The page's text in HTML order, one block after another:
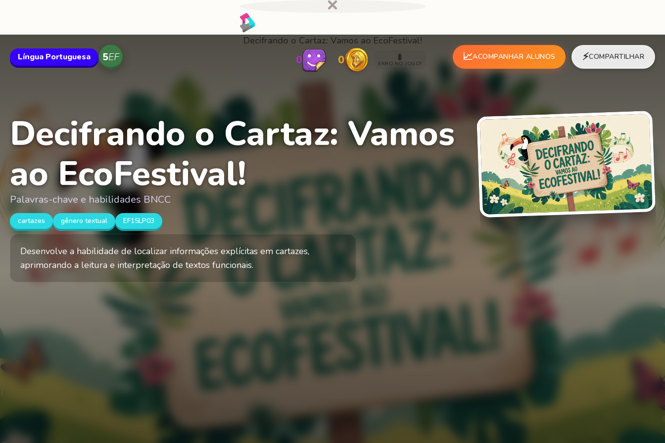
Decifrando o Cartaz: Vamos ao EcoFestival!
0 0 🐛
ERRO NO JOGO?
Língua Portuguesa 📈ACOMPANHAR ALUNOS ⚡COMPARTILHAR
Decifrando o Cartaz: Vamos
ao EcoFestival!
Palavras-chave e habilidades BNCC
cartazes gênero textual EF15LP03
Desenvolve a habilidade de localizar informações explícitas em cartazes,
aprimorando a leitura e interpretação de textos funcionais.